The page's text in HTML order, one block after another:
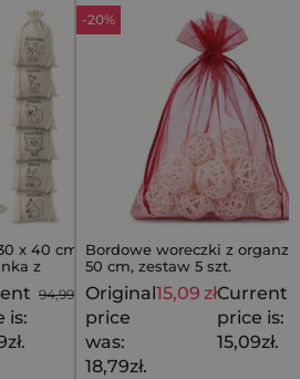
x 40 cm
z
94,99 zł
is:
-20%
Bordowe woreczki z organzy
50 cm, zestaw 5 szt.
Original
price
was:
18,79zł.
15,09 złCurrent
price is:
15,09zł.